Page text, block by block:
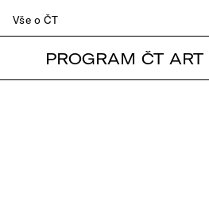
Vše o ČT
PROGRAM ČT ART